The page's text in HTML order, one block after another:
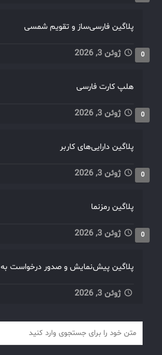
پلاگین فارسی‌ساز و تقویم شمسی
ژوئن 3, 2026 0
هلپ کارت فارسی
ژوئن 3, 2026 0
پلاگین دارایی‌های کاربر
ژوئن 3, 2026 0
پلاگین رمزنما
ژوئن 3, 2026 0
پلاگین پیش‌نمایش و صدور درخواست به PDF
ژوئن 3, 2026